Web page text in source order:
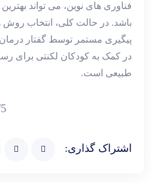
فناوری‌ های نوین، می ‌تواند بهترین
باشد. در حالت کلی، انتخاب
پیگیری مستمر توسط گفتار
در کمک به کودکان لکنتی برای
طبیعی است.
1/5 -
اشتراک گذاری: